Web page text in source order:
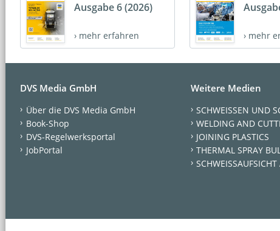
Ausgabe 6 (2026)
› mehr erfahren › mehr
DVS Media GmbH
Über die DVS Media GmbH
Book-Shop
DVS-Regelwerksportal
JobPortal
Weitere Medien
SCHWEISSEN UND
WELDING AND
JOINING PLASTICS
THERMAL SPRAY
SCHWEISSAUFSICHT